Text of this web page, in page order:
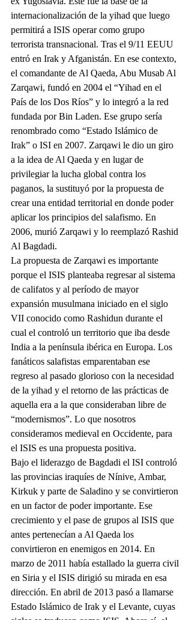
internacionalización de la yihad que luego
permitirá a ISIS operar como grupo
terrorista transnacional. Tras el 9/11 EEUU
entró en Irak y Afganistán. En ese contexto,
el comandante de Al Qaeda, Abu Musab Al
Zarqawi, fundó en 2004 el “Yihad en el
País de los Dos Ríos” y lo integró a la red
fundada por Bin Laden. Ese grupo sería
renombrado como “Estado Islámico de
Irak” o ISI en 2007. Zarqawi le dio un giro
a la idea de Al Qaeda y en lugar de
privilegiar la lucha global contra los
paganos, la sustituyó por la propuesta de
crear una entidad territorial en donde poder
aplicar los principios del salafismo. En
2006, murió Zarqawi y lo reemplazó Rashid
Al Bagdadi.
La propuesta de Zarqawi es importante
porque el ISIS planteaba regresar al sistema
de califatos y al período de mayor
expansión musulmana iniciado en el siglo
VII conocido como Rashidun durante el
cual el controló un territorio que iba desde
India a la península ibérica en Europa. Los
fanáticos salafistas emparentaban ese
regreso al pasado glorioso con la necesidad
de la yihad y el retorno de las prácticas de
aquella era a la que consideraban libre de
“modernismos”. Lo que nosotros
consideramos medieval en Occidente, para
el ISIS es una propuesta positiva.
Bajo el liderazgo de Bagdadi el ISI controló
las provincias iraquíes de Nínive, Ambar,
Kirkuk y parte de Saladino y se convirtieron
en un factor de poder importante. Ese
crecimiento y el pase de grupos al ISIS que
antes pertenecían a Al Qaeda los
convirtieron en enemigos en 2014. En
marzo de 2011 había estallado la guerra civil
en Siria y el ISIS dirigió su mirada en esa
dirección. En abril de 2013 pasó a llamarse
Estado Islámico de Irak y el Levante, cuyas